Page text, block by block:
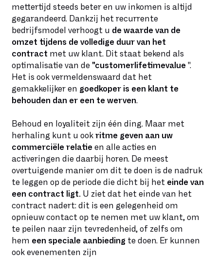
mettertijd steeds beter en uw inkomen is altijd
gegarandeerd. Dankzij het recurrente
bedrijfsmodel verhoogt u de waarde van de
omzet tijdens de volledige duur van het
contract met uw klant. Dit staat bekend als
optimalisatie van de "customerlifetimevalue ".
Het is ook vermeldenswaard dat het
gemakkelijker en goedkoper is een klant te
behouden dan er een te werven.
Behoud en loyaliteit zijn één ding. Maar met
herhaling kunt u ook ritme geven aan uw
commerciële relatie en alle acties en
activeringen die daarbij horen. De meest
overtuigende manier om dit te doen is de nadruk
te leggen op de periode die dicht bij het einde van
een contract ligt. U ziet dat het einde van het
contract nadert: dit is een gelegenheid om
opnieuw contact op te nemen met uw klant, om
te peilen naar zijn tevredenheid, of zelfs om
hem een speciale aanbieding te doen. Er kunnen
ook evenementen zijn